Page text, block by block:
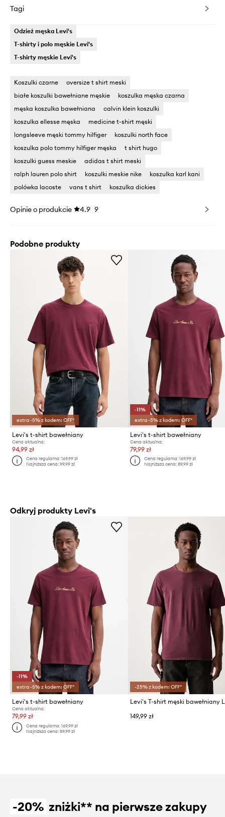
Tagi
Odzież męska Levi's
T-shirty i polo męskie Levi's
T-shirty męskie Levi's
Koszulki czarne
oversize t shirt meski
białe koszulki bawełniane męskie
koszulka męska czarna
męska koszulka bawełniana
calvin klein koszulki
koszulka ellesse męska
medicine t-shirt męski
longsleeve męski tommy hilfiger
koszulki north face
koszulka polo tommy hilfiger męska
t shirt hugo
koszulki guess meskie
adidas t shirt meski
ralph lauren polo shirt
koszulki meskie nike
koszulka karl kani
polówka lacoste
vans t shirt koszulka dickies
Opinie o produkcie 4.9 9
Podobne produkty
extra -5% z kodem: OFF*
Levi's t-shirt bawełniany
Cena aktualna:
94,99 zł
Cena regularna:169,99 zł
Najniższa cena:99,99 zł
-11%
extra -5% z kodem: OFF*
Levi's t-shirt bawełniany
Cena aktualna:
79,99 zł
Cena regularna: 169,99 zł
Najniższa cena: 89,99 zł
Odkryj produkty Levi's
-11%
extra -5% z kodem: OFF*
Levi's t-shirt bawełniany
Cena aktualna:
79,99 zł
Cena regularna:169,99 zł
Najniższa cena:89,99 zł
-25% z kodem: OFF*
149,99 zł
-20% zniżki** na pierwsze zakupy